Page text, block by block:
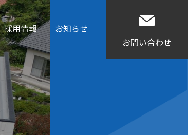
採用情報
お知らせ
お問い合わせ